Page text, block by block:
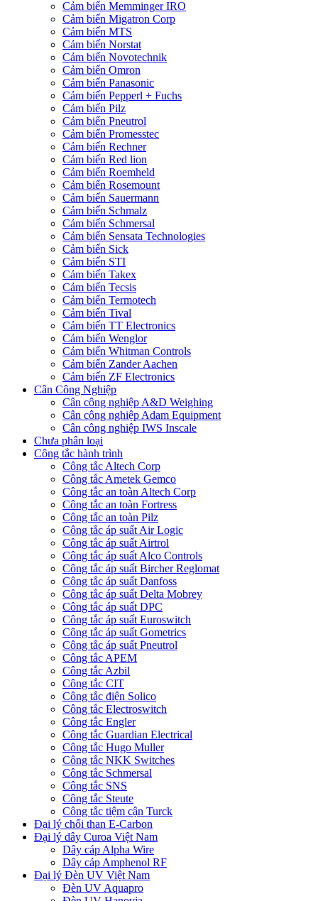
Cảm biến Memminger IRO
Cảm biến Migatron Corp
Cảm biến MTS
Cảm biến Norstat
Cảm biến Novotechnik
Cảm biến Omron
Cảm biến Panasonic
Cảm biến Pepperl + Fuchs
Cảm biến Pilz
Cảm biến Pneutrol
Cảm biến Promesstec
Cảm biến Rechner
Cảm biến Red lion
Cảm biến Roemheld
Cảm biến Rosemount
Cảm biến Sauermann
Cảm biến Schmalz
Cảm biến Schmersal
Cảm biến Sensata Technologies
Cảm biến Sick
Cảm biến STI
Cảm biến Takex
Cảm biến Tecsis
Cảm biến Termotech
Cảm biến Tival
Cảm biến TT Electronics
Cảm biến Wenglor
Cảm biến Whitman Controls
Cảm biến Zander Aachen
Cảm biến ZF Electronics
Cân Công Nghiệp
Cân công nghiệp A&D Weighing
Cân công nghiệp Adam Equipment
Cân công nghiệp IWS Inscale
Chưa phân loại
Công tắc hành trình
Công tắc Altech Corp
Công tắc Ametek Gemco
Công tắc an toàn Altech Corp
Công tắc an toàn Fortress
Công tắc an toàn Pilz
Công tắc áp suất Air Logic
Công tắc áp suất Airtrol
Công tắc áp suất Alco Controls
Công tắc áp suất Bircher Reglomat
Công tắc áp suất Danfoss
Công tắc áp suất Delta Mobrey
Công tắc áp suất DPC
Công tắc áp suất Euroswitch
Công tắc áp suất Gometrics
Công tắc áp suất Pneutrol
Công tắc APEM
Công tắc Azbil
Công tắc CIT
Công tắc điện Solico
Công tắc Electroswitch
Công tắc Engler
Công tắc Guardian Electrical
Công tắc Hugo Muller
Công tắc NKK Switches
Công tắc Schmersal
Công tắc SNS
Công tắc Steute
Công tắc tiệm cận Turck
Đại lý chổi than E-Carbon
Đại lý dây Curoa Việt Nam
Dây cáp Alpha Wire
Dây cáp Amphenol RF
Đại lý Đèn UV Việt Nam
Đèn UV Aquapro